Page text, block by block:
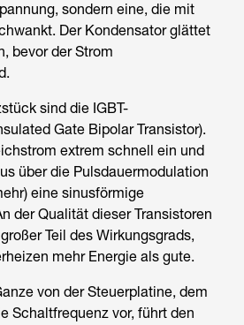
sondern eine, die mit
Der Kondensator glättet
bevor der Strom
sind die IGBT-
Gate Bipolar Transistor).
extrem schnell ein und
über die Pulsdauermodulation
eine sinusförmige
der Qualität dieser Transistoren
Teil des Wirkungsgrads,
mehr Energie als gute.
von der Steuerplatine, dem
Schaltfrequenz vor, führt den